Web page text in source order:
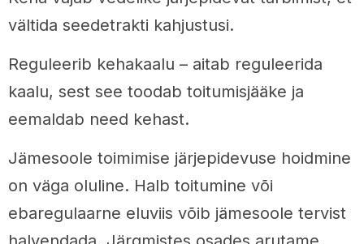
vältida seedetrakti kahjustusi.
Reguleerib kehakaalu – aitab reguleerida
kaalu, sest see toodab toitumisjääke ja
eemaldab need kehast.
Jämesoole toimimise järjepidevuse hoidmine
on väga oluline. Halb toitumine või
ebaregulaarne eluviis võib jämesoole tervist